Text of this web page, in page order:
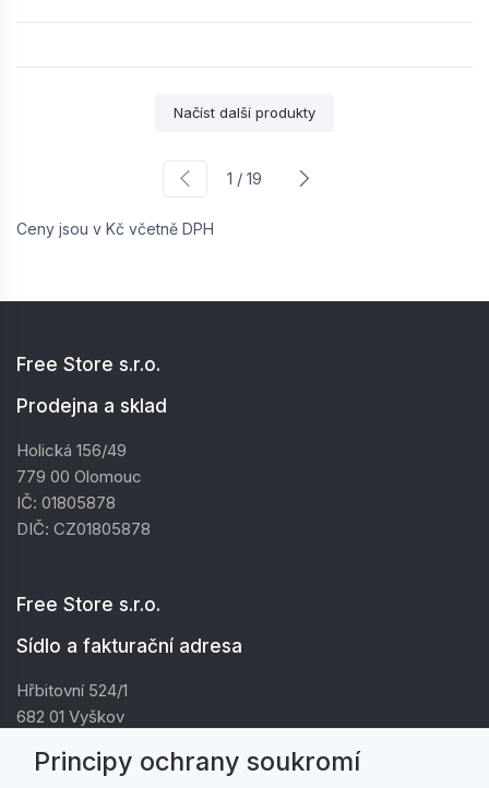
Načíst další produkty
1 / 19
Ceny jsou v Kč včetně DPH
Free Store s.r.o.
Prodejna a sklad
Holická 156/49
779 00 Olomouc
IČ: 01805878
DIČ: CZ01805878
Free Store s.r.o.
Sídlo a fakturační adresa
Hřbitovní 524/1
682 01 Vyškov
DIČ: CZ01805878
Principy ochrany soukromí